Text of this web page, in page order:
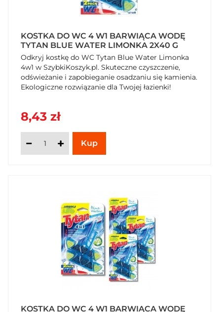
KOSTKA DO WC 4 W1 BARWIĄCA WODĘ
TYTAN BLUE WATER LIMONKA 2X40 G
Odkryj kostkę do WC Tytan Blue Water Limonka
4w1 w SzybkiKoszyk.pl. Skuteczne czyszczenie,
odświeżanie i zapobieganie osadzaniu się kamienia.
Ekologiczne rozwiązanie dla Twojej łazienki!
8,43 zł
KOSTKA DO WC 4 W1 BARWIĄCA WODĘ